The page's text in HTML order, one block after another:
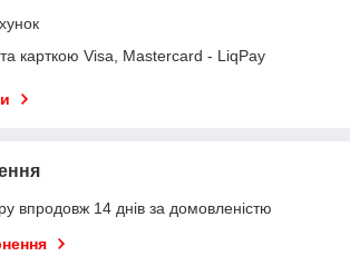
карткою Visa, Mastercard - LiqPay
впродовж 14 днів за домовленістю